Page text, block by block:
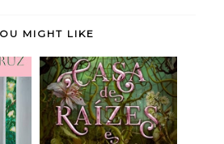
MIGHT LIKE
A Casa de Raízes e
Ruínas (Irmãs do...